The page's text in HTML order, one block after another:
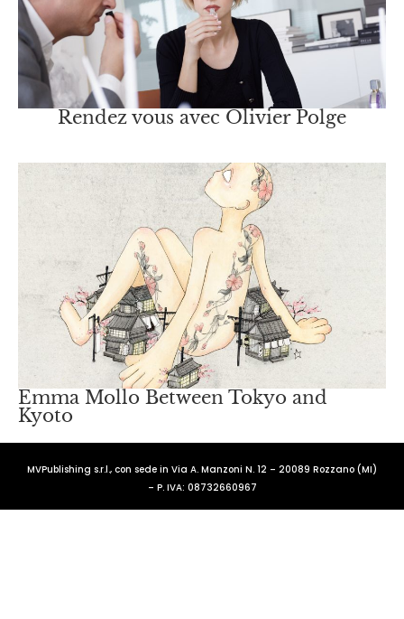
Rendez vous avec Olivier Polge
Emma Mollo Between Tokyo and
Kyoto
MVPublishing s.r.l., con sede in Via A. Manzoni N. 12 – 20089 Rozzano (MI)
– P. IVA: 08732660967